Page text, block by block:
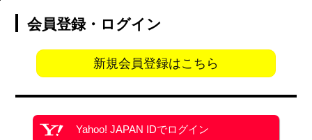
会員登録・ログイン
新規会員登録はこちら
Yahoo! JAPAN IDでログイン